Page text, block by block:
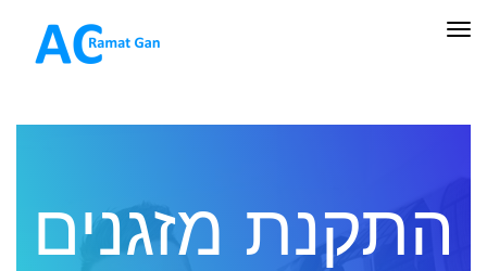
תפריט
התקנת מזגנים